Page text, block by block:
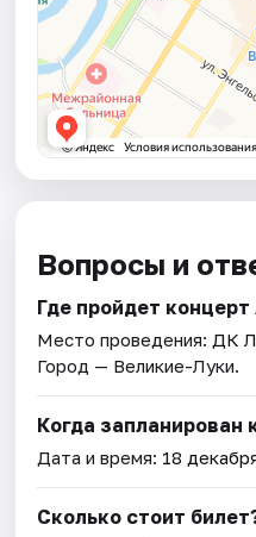
Вопросы и
Где пройдет
Место проведения: ДК
Город — Великие-Луки.
Когда запланирован
Дата и время: 18
Сколько стоит